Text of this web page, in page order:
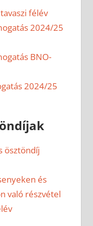
félév
2024/25
BNO-
2024/25
ösztöndíj
és
való részvétel